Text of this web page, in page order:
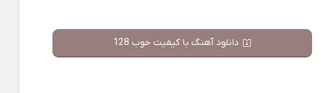
دانلود آهنگ با کیفیت خوب 128